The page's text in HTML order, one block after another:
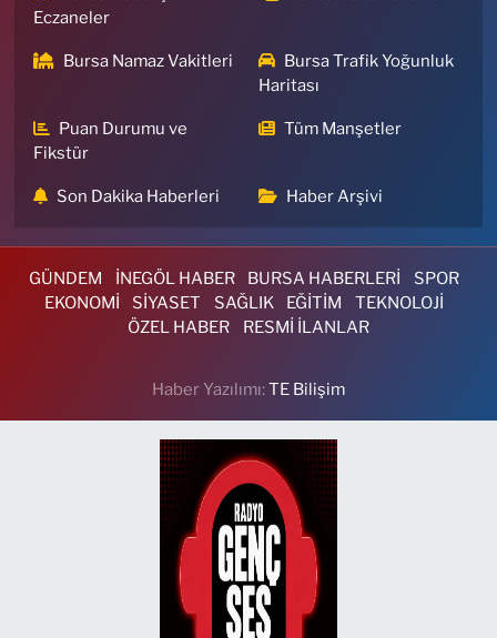
Eczaneler
Bursa Namaz Vakitleri
Bursa Trafik Yoğunluk
Haritası
Puan Durumu ve
Fikstür
Tüm Manşetler
Son Dakika Haberleri Haber Arşivi
GÜNDEM İNEGÖL HABER BURSA HABERLERİ
SPOR
EKONOMİ
SİYASET SAĞLIK EĞİTİM
TEKNOLOJİ
ÖZEL HABER
RESMİ İLANLAR
Haber Yazılımı:TE Bilişim